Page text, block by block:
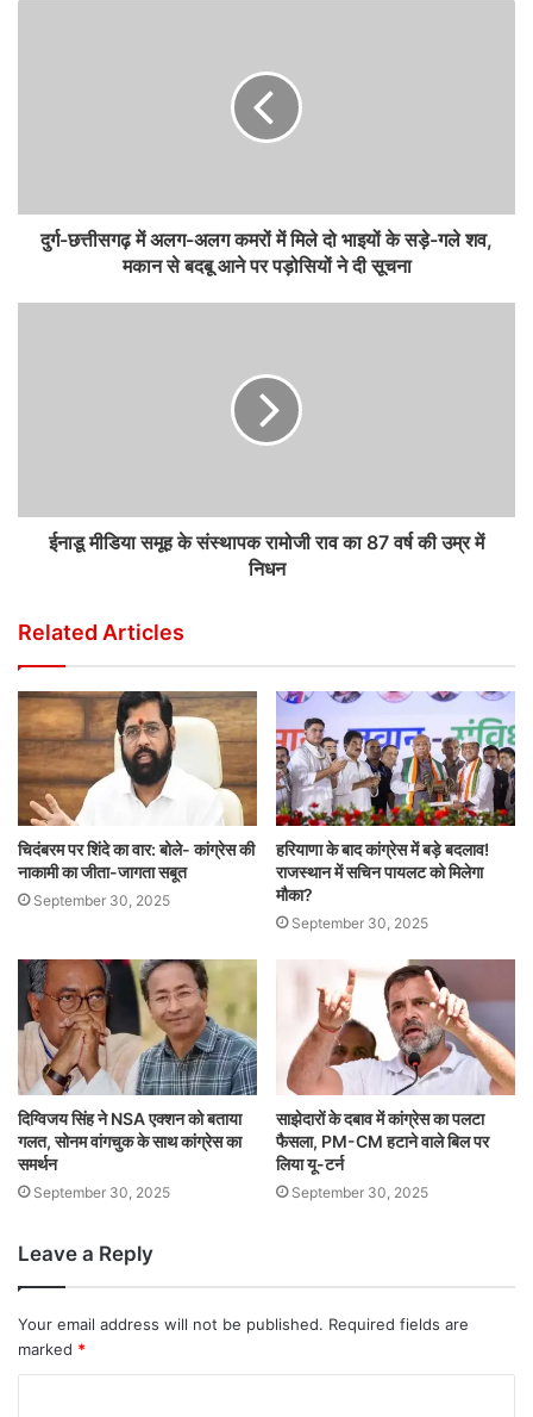
दुर्ग-छत्तीसगढ़ में अलग-अलग कमरों में मिले दो भाइयों के सड़े-गले शव,
मकान से बदबू आने पर पड़ोसियों ने दी सूचना
ईनाडू मीडिया समूह के संस्थापक रामोजी राव का 87 वर्ष की उम्र में
निधन
Related Articles
चिदंबरम पर शिंदे का वार: बोले- कांग्रेस की
नाकामी का जीता-जागता सबूत
September 30, 2025
हरियाणा के बाद कांग्रेस में बड़े बदलाव!
राजस्थान में सचिन पायलट को मिलेगा
मौका?
September 30, 2025
दिग्विजय सिंह ने NSA एक्शन को बताया
गलत, सोनम वांगचुक के साथ कांग्रेस का
समर्थन
September 30, 2025
साझेदारों के दबाव में कांग्रेस का पलटा
फैसला, PM-CM हटाने वाले बिल पर
लिया यू-टर्न
September 30, 2025
Leave a Reply
Your email address will not be published. Required fields are
marked *